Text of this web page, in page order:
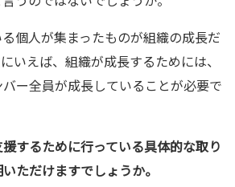
個人が集まったものが組織の成長だ
いえば、組織が成長するためには、
ー全員が成長していることが必要で
するために行っている具体的な取り
ただけますでしょうか。